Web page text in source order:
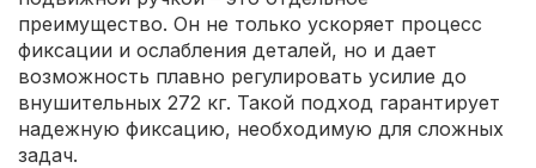
преимущество. Он не только ускоряет процесс
фиксации и ослабления деталей, но и дает
возможность плавно регулировать усилие до
внушительных 272 кг. Такой подход гарантирует
надежную фиксацию, необходимую для сложных
задач.